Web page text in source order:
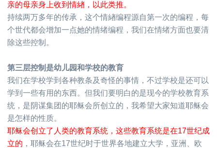
亲的母亲身上收到情緖，以此类推。
持续两万多年的传承，这个情緖编程源自第一次的编程，每
个世代都会增加一点她的情绪编程，我们在情绪方面也要清
除这些控制。
第三层控制是幼儿园和学校的教育
我们在学校学到各种教条及奇怪的事情，不过学校是还可以
学到一些有用的东西。但我们要明白的是现今的学校教育系
统，是阴谋集团的耶稣会所创立的，我希望大家知道耶稣会
是怎样的性质。
耶稣会创立了人类的教育系统，这些教育系统是在17世纪成
立的 ，耶稣会在17世纪时于世界各地建立大学，亚洲、欧